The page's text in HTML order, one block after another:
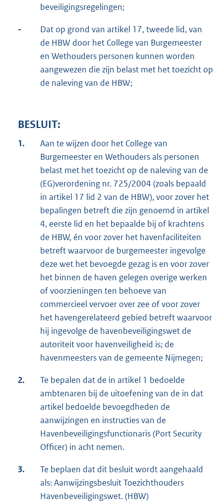
beveiligingsregelingen;
-
Dat op grond van artikel 17, tweede lid, van
de HBW door het College van Burgemeester
en Wethouders personen kunnen worden
aangewezen die zijn belast met het toezicht op
de naleving van de HBW;
BESLUIT:
1.
Aan te wijzen door het College van
Burgemeester en Wethouders als personen
belast met het toezicht op de naleving van de
(EG)verordening nr. 725/2004 (zoals bepaald
in artikel 17 lid 2 van de HBW), voor zover het
bepalingen betreft die zijn genoemd in artikel
4, eerste lid en het bepaalde bij of krachtens
de HBW, én voor zover het havenfaciliteiten
betreft waarvoor de burgemeester ingevolge
deze wet het bevoegde gezag is en voor zover
het binnen de haven gelegen overige werken
of voorzieningen ten behoeve van
commercieel vervoer over zee of voor zover
het havengerelateerd gebied betreft waarvoor
hij ingevolge de havenbeveiligingswet de
autoriteit voor havenveiligheid is; de
havenmeesters van de gemeente Nijmegen;
2.
Te bepalen dat de in artikel 1 bedoelde
ambtenaren bij de uitoefening van de in dat
artikel bedoelde bevoegdheden de
aanwijzingen en instructies van de
Havenbeveiligingsfunctionaris (Port Security
Officer) in acht nemen.
3.
Te beplaen dat dit besluit wordt aangehaald
als: Aanwijzingsbesluit Toezichthouders
Havenbeveiligingswet. (HBW)